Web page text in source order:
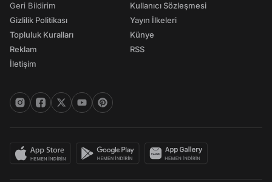
Geri Bildirim
Gizlilik Politikası
Topluluk Kuralları
Reklam
İletişim
Kullanıcı Sözleşmesi
Yayın İlkeleri
Künye
RSS